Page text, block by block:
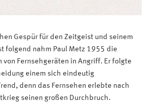
Gespür für den Zeitgeist und seinem
folgend nahm Paul Metz 1955 die
Fernsehgeräten in Angriff. Er folgte
einem sich eindeutig
denn das Fernsehen erlebte nach
seinen großen Durchbruch.